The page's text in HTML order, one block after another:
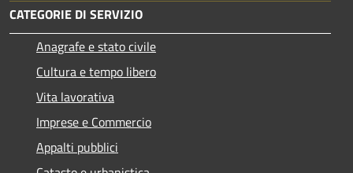
CATEGORIE DI SERVIZIO
Anagrafe e stato civile
Cultura e tempo libero
Vita lavorativa
Imprese e Commercio
Appalti pubblici